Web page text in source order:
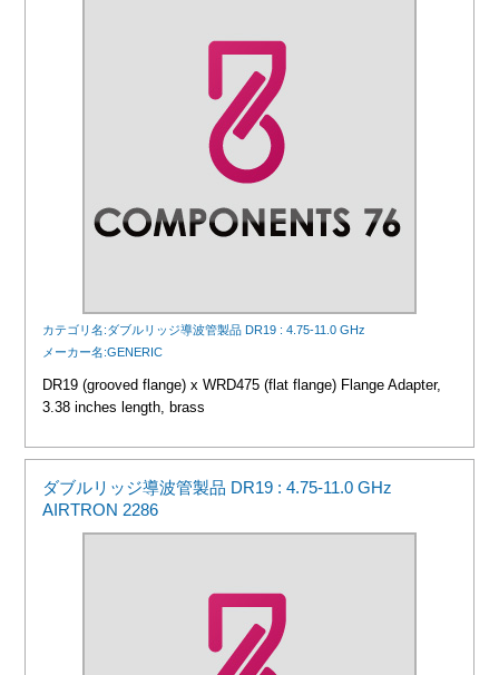
カテゴリ名:ダブルリッジ導波管製品 DR19 : 4.75-11.0 GHz
メーカー名:GENERIC
DR19 (grooved flange) x WRD475 (flat flange) Flange Adapter,
3.38 inches length, brass
ダブルリッジ導波管製品 DR19 : 4.75-11.0 GHz
AIRTRON 2286